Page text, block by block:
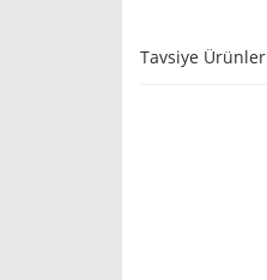
Tavsiye Ürünler